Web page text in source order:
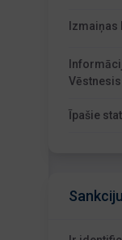
Izmaiņas
Vēstnesis
Īpašie